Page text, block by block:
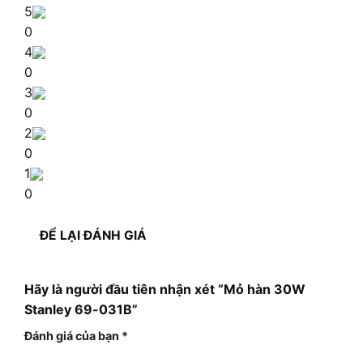
5
0
4
0
3
0
2
0
1
0
ĐỂ LẠI ĐÁNH GIÁ
Hãy là người đầu tiên nhận xét “Mỏ hàn 30W
Stanley 69-031B”
Đánh giá của bạn *